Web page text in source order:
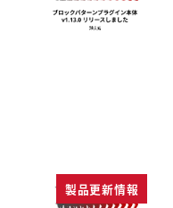
製品更新情報